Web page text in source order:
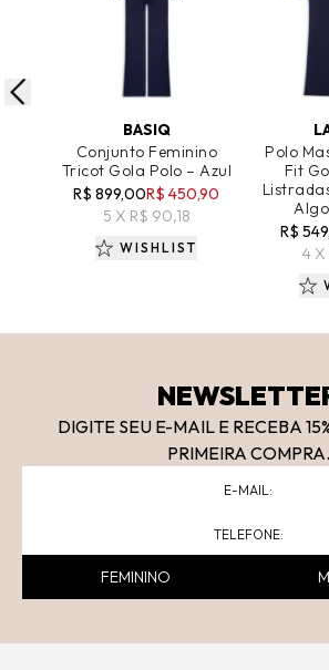
ADICIONAR AO CARRINHO
BASIQ
Conjunto Feminino
Tricot Gola Polo – Azul
R$ 899,00R$ 450,90
5 X R$ 90,18
WISHLIST
Polo
Fit
R$
4 X
DIGITE SEU E-MAIL E RECEBA 15
PRIMEIRA COMPRA.
FEMININO